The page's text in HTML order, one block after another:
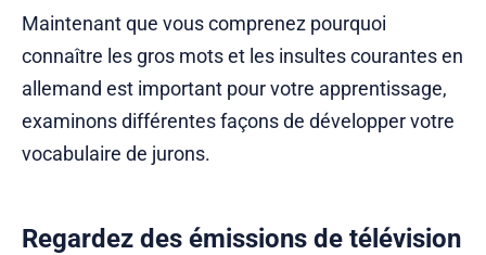
Maintenant que vous comprenez pourquoi
connaître les gros mots et les insultes courantes en
allemand est important pour votre apprentissage,
examinons différentes façons de développer votre
vocabulaire de jurons.
Regardez des émissions de télévision